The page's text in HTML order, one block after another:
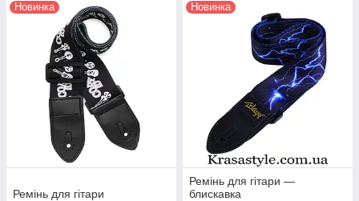
Новинка
Ремінь для гітари
Новинка
Ремінь для гітари —
блискавка